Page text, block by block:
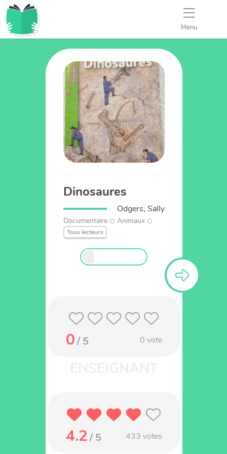
Menu
Dinosaures
Odgers, Sally
Documentaire Animaux
Tous lecteurs
0/ 5 0 vote
4.2/ 5 433 votes